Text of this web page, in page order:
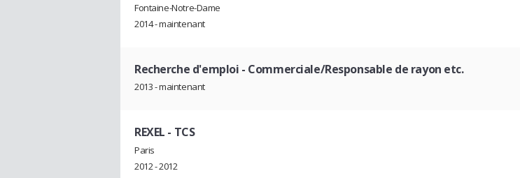
Fontaine-Notre-Dame
2014 - maintenant
Recherche d'emploi - Commerciale/Responsable de rayon etc.
2013 - maintenant
REXEL - TCS
Paris
2012 - 2012